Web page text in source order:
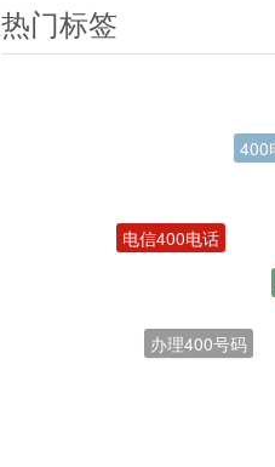
热门标签
办理400号码